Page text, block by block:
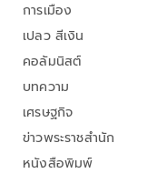
การเมือง
เปลว สีเงิน
คอลัมนิสต์
บทความ
เศรษฐกิจ
ข่าวพระราชสำนัก
หนังสือพิมพ์